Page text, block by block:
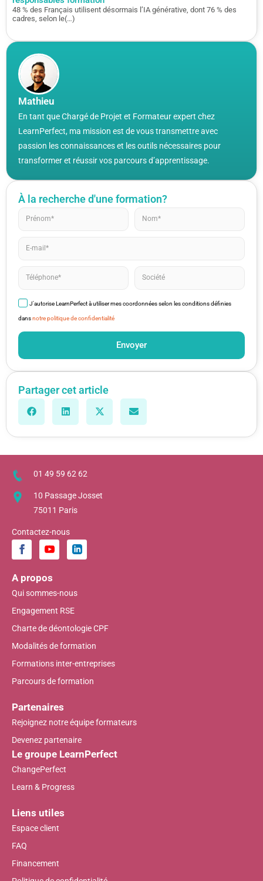
Mathieu
En tant que Chargé de Projet et Formateur expert chez
LearnPerfect, ma mission est de vous transmettre avec
passion les connaissances et les outils nécessaires pour
transformer et réussir vos parcours d’apprentissage.
À la recherche d'une formation?
J'autorise LearnPerfect à utiliser mes coordonnées selon les conditions définies
dansnotre politique de confidentialité
Envoyer
Partager cet article
48 % des Français utilisent désormais l’IA générative, dont 76 % des
cadres, selon le(…)
01 49 59 62 62
10 Passage Josset
75011 Paris
Contactez-nous
A propos
Qui sommes-nous
Engagement RSE
Charte de déontologie CPF
Modalités de formation
Formations inter-entreprises
Parcours de formation
Partenaires
Rejoignez notre équipe formateurs
Devenez partenaire
Le groupe LearnPerfect
ChangePerfect
Learn & Progress
Liens utiles
Espace client
FAQ
Financement